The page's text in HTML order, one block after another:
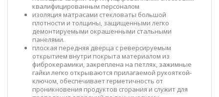
квалифицированным персоналом
изоляция матрасами стекловаты большой
плотности и толщины, защищенными легко
демонтируемыми окрашенными стальными
панелями.
плоская передняя дверца с реверсируемым
открытием внутри покрыта материалом из
фиброкерамики, закреплена на петлях, зажимные
гайки легко открываются прилагаемой рукояткой-
ключом, обеспечивает герметичность от
проникновения продуктов сгорания и служит для